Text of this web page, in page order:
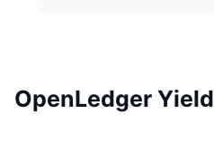
OpenLedger Yield